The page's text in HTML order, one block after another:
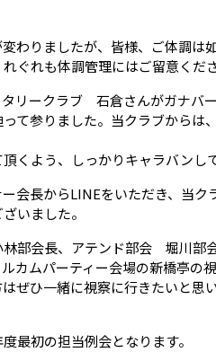
わりましたが、皆様、ご体調は
ぐれも体調管理にはご留意くださ
リークラブ 石倉さんがガナバ
て参りました。当クラブからは
くよう、しっかりキャラバンし
会長からLINEをいただき、当ク
いました。
部会長、アテンド部会 堀川部
カムパーティー会場の新橋亭の
ぜひ一緒に視察に行きたいと思
最初の担当例会となります。